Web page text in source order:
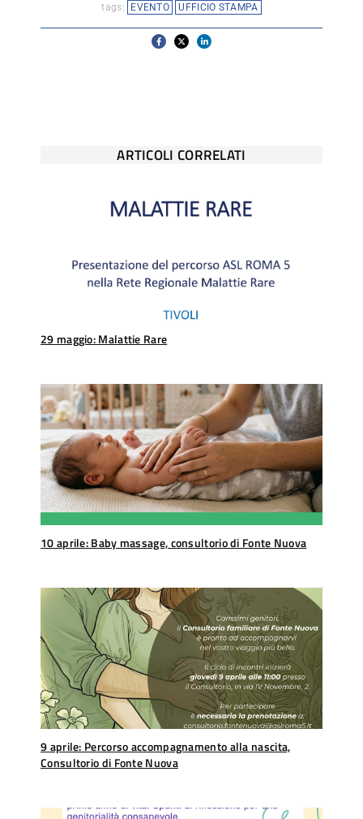
tags:
EVENTO UFFICIO STAMPA
ARTICOLI CORRELATI
29 maggio: Malattie Rare
10 aprile: Baby massage, consultorio di Fonte Nuova
9 aprile: Percorso accompagnamento alla nascita,
Consultorio di Fonte Nuova